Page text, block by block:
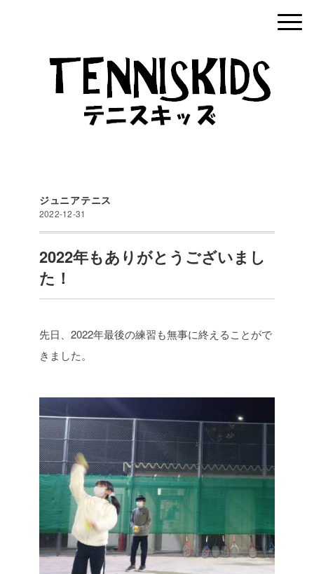
ジュニアテニス
2022-12-31
2022年もありがとうございまし
た！
先日、2022年最後の練習も無事に終えることがで
きました。